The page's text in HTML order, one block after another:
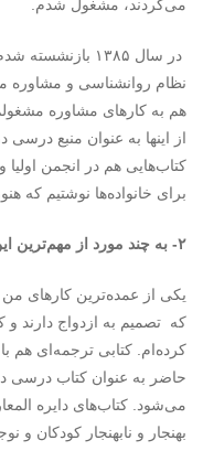
می‌کردند، مشغول شدم.
در سال ۱۳۸۵
نظام روانشناسی و مشاوره
از اینها به عنوان منبع
کتاب‌هایی هم در انجمن اولیا
برای خانواده‌ها نوشتیم که
۲- به چند مورد از مهم‌ترین این کارها اشاره می‌کنید؟
یکی از عمده‌ترین کارهای
که تصمیم به ازدواج دارند و
کرده‌ام. کتابی ترجمه‌ای هم
حاضر به عنوان کتاب درسی
می‌شود. کتاب‌های دایره
بهنجار و نابهنجار کودکان و